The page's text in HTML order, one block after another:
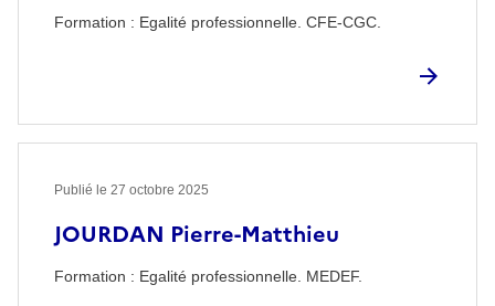
Formation : Egalité professionnelle. CFE-CGC.
JOURDAN Pierre-Matthieu
Formation : Egalité professionnelle. MEDEF.
Publié le 27 octobre 2025